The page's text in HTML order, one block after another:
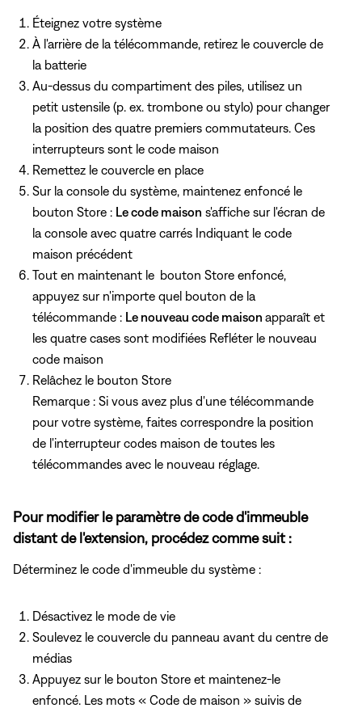
Éteignez votre système
À l'arrière de la télécommande, retirez le couvercle de
la batterie
Au-dessus du compartiment des piles, utilisez un
petit ustensile (p. ex. trombone ou stylo) pour changer
la position des quatre premiers commutateurs. Ces
interrupteurs sont le code maison
Remettez le couvercle en place
Sur la console du système, maintenez enfoncé le
bouton Store : Le code maison s'affiche sur l'écran de
la console avec quatre carrés Indiquant le code
maison précédent
Tout en maintenant le bouton Store enfoncé,
appuyez sur n'importe quel bouton de la
télécommande : Le nouveau code maison apparaît et
les quatre cases sont modifiées Refléter le nouveau
code maison
Relâchez le bouton Store
Remarque : Si vous avez plus d'une télécommande
pour votre système, faites correspondre la position
de l'interrupteur codes maison de toutes les
télécommandes avec le nouveau réglage.
Pour modifier le paramètre de code d'immeuble
distant de l'extension, procédez comme suit :
Déterminez le code d'immeuble du système :
Désactivez le mode de vie
Soulevez le couvercle du panneau avant du centre de
médias
Appuyez sur le bouton Store et maintenez-le
enfoncé. Les mots « Code de maison » suivis de